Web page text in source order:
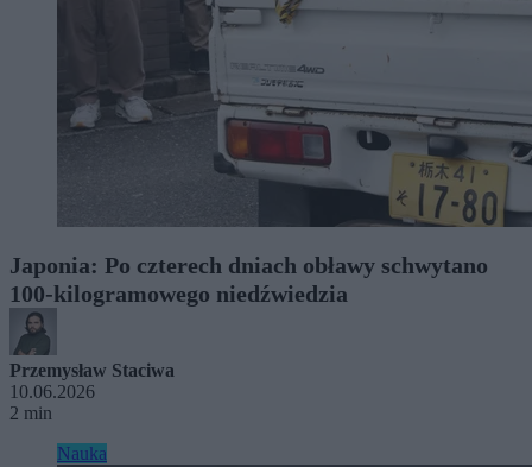
Japonia: Po czterech dniach obławy schwytano
100-kilogramowego niedźwiedzia
Przemysław Staciwa
10.06.2026
2 min
Nauka